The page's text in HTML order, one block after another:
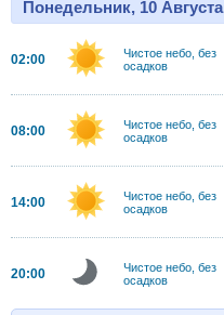
Понедельник, 10 Августа
02:00
Чистое небо, без
осадков
08:00
Чистое небо, без
осадков
14:00
Чистое небо, без
осадков
20:00
Чистое небо, без
осадков